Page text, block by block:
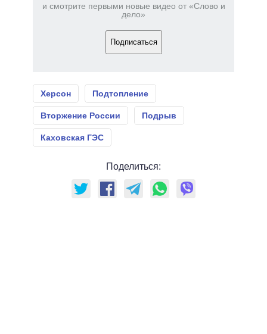
и смотрите первыми новые видео от «Слово и
дело»
Подписаться
Херсон Подтопление
Вторжение России Подрыв
Каховская ГЭС
Поделиться: